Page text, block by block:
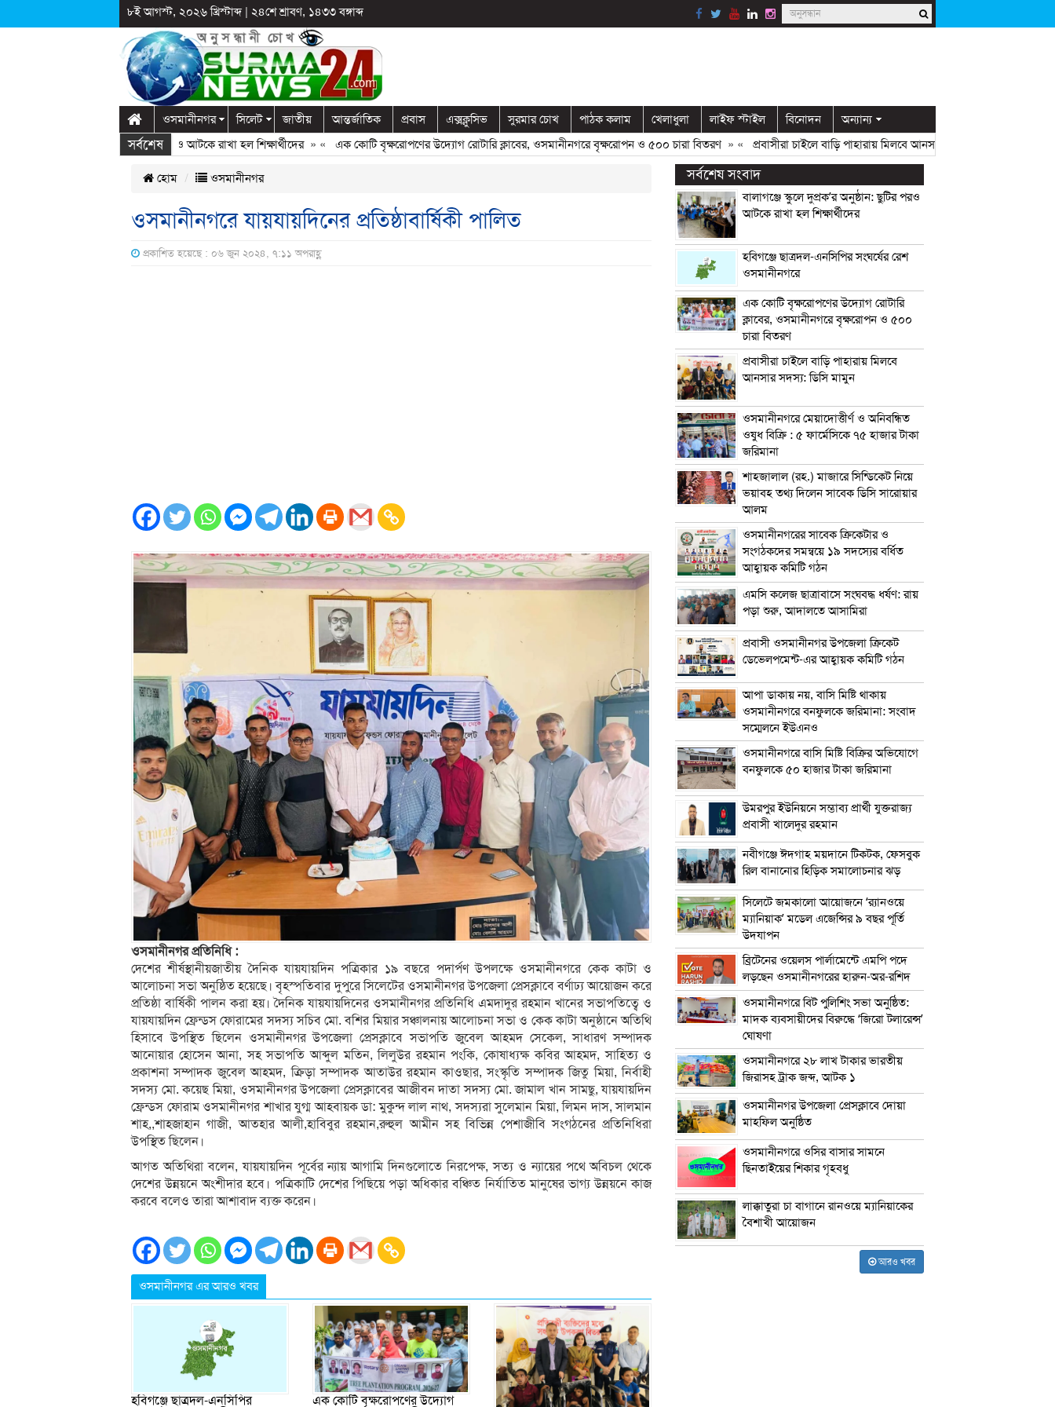
৮ই আগস্ট, ২০২৬ খ্রিস্টাব্দ| ২৪শে শ্রাবণ, ১৪৩৩ বঙ্গাব্দ
ওসমানীনগর সিলেট জাতীয় আন্তর্জাতিক প্রবাস এক্সক্লুসিভ সুরমার চোখ পাঠক কলাম খেলাধুলা লাইফ স্টাইল বিনোদন অন্যান্য
সর্বশেষ
স্কুলে দুপ্রক’র অনুষ্ঠান: ছুটির পরও আটকে রাখা হল শিক্ষার্থীদের» « এক কোটি বৃক্ষরোপণের উদ্যোগ রোটারি ক্লাবের, ওসমানীনগরে বৃক্ষরোপন ও ৫০০ চারা বিতরণ» « প্রবাসীরা চাইলে বাড়ি পাহারায় মিলবে আনসার সদস্য: ডিসি মামুন
হোম ওসমানীনগর
ওসমানীনগরে যায়যায়দিনের প্রতিষ্ঠাবার্ষিকী পালিত
প্রকাশিত হয়েছে : ০৬ জুন ২০২৪, ৭:১১ অপরাহ্ণ
ওসমানীনগর প্রতিনিধি :
দেশের শীর্ষস্থানীয়জাতীয় দৈনিক যায়যায়দিন পত্রিকার ১৯ বছরে পদার্পণ উপলক্ষে ওসমানীনগরে কেক কাটা ও
আলোচনা সভা অনুষ্ঠিত হয়েছে। বৃহস্পতিবার দুপুরে সিলেটের ওসমানীনগর উপজেলা প্রেসক্লাবে বর্ণাঢ্য আয়োজন করে
প্রতিষ্ঠা বার্ষিকী পালন করা হয়। দৈনিক যায়যায়দিনের ওসমানীনগর প্রতিনিধি এমদাদুর রহমান খানের সভাপতিত্বে ও
যায়যায়দিন ফ্রেন্ডস ফোরামের সদস্য সচিব মো. বশির মিয়ার সঞ্চালনায় আলোচনা সভা ও কেক কাটা অনুষ্ঠানে অতিথি
হিসাবে উপস্থিত ছিলেন ওসমানীনগর উপজেলা প্রেসক্লাবে সভাপতি জুবেল আহমদ সেকেল, সাধারণ সম্পাদক
আনোয়ার হোসেন আনা, সহ সভাপতি আব্দুল মতিন, লিলুউর রহমান পংকি, কোষাধ্যক্ষ কবির আহমদ, সাহিত্য ও
প্রকাশনা সম্পাদক জুবেল আহমদ, ক্রিড়া সম্পাদক আতাউর রহমান কাওছার, সংস্কৃতি সম্পাদক জিতু মিয়া, নির্বাহী
সদস্য মো. কয়েছ মিয়া, ওসমানীনগর উপজেলা প্রেসক্লাবের আজীবন দাতা সদস্য মো. জামাল খান সামছু, যায়যায়দিন
ফ্রেন্ডস ফোরাম ওসমানীনগর শাখার যুগ্ম আহবায়ক ডা: মুকুন্দ লাল নাথ, সদস্যরা সুলেমান মিয়া, লিমন দাস, সালমান
শাহ,,শাহজাহান গাজী, আতহার আলী,হাবিবুর রহমান,রুহুল আমীন সহ বিভিন্ন পেশাজীবি সংগঠনের প্রতিনিধিরা
উপস্থিত ছিলেন।
আগত অতিথিরা বলেন, যায়যায়দিন পূর্বের ন্যায় আগামি দিনগুলোতে নিরপেক্ষ, সত্য ও ন্যায়ের পথে অবিচল থেকে
দেশের উন্নয়নে অংশীদার হবে। পত্রিকাটি দেশের পিছিয়ে পড়া অধিকার বঞ্চিত নির্যাতিত মানুষের ভাগ্য উন্নয়নে কাজ
করবে বলেও তারা আশাবাদ ব্যক্ত করেন।
ওসমানীনগর এর আরও খবর
হবিগঞ্জে ছাত্রদল-এনসিপির
এক কোটি বৃক্ষরোপণের উদ্যোগ
সর্বশেষ সংবাদ
বালাগঞ্জে স্কুলে দুপ্রক’র অনুষ্ঠান: ছুটির পরও
আটকে রাখা হল শিক্ষার্থীদের
হবিগঞ্জে ছাত্রদল-এনসিপির সংঘর্ষের রেশ
ওসমানীনগরে
এক কোটি বৃক্ষরোপণের উদ্যোগ রোটারি
ক্লাবের, ওসমানীনগরে বৃক্ষরোপন ও ৫০০
চারা বিতরণ
প্রবাসীরা চাইলে বাড়ি পাহারায় মিলবে
আনসার সদস্য: ডিসি মামুন
ওসমানীনগরে মেয়াদোত্তীর্ণ ও অনিবন্ধিত
ওষুধ বিক্রি : ৫ ফার্মেসিকে ৭৫ হাজার টাকা
জরিমানা
শাহজালাল (রহ.) মাজারে সিন্ডিকেট নিয়ে
ভয়াবহ তথ্য দিলেন সাবেক ডিসি সারোয়ার
আলম
ওসমানীনগরের সাবেক ক্রিকেটার ও
সংগঠকদের সমন্বয়ে ১৯ সদস্যের বর্ধিত
আহ্বায়ক কমিটি গঠন
এম‌সি কলেজ ছাত্রাবাসে সংঘবদ্ধ ধর্ষণ: রায়
পড়া শুরু, আদালতে আসামিরা
প্রবাসী ওসমানীনগর উপজেলা ক্রিকেট
ডেভেলপমেন্ট-এর আহ্বায়ক কমিটি গঠন
আপা ডাকায় নয়, বাসি মিষ্টি থাকায়
ওসমানীনগরে বনফুলকে জরিমানা: সংবাদ
সম্মেলনে ইউএনও
ওসমানীনগরে বাসি মিষ্টি বিক্রির অভিযোগে
বনফুলকে ৫০ হাজার টাকা জরিমানা
উমরপুর ইউনিয়নে সম্ভাব্য প্রার্থী যুক্তরাজ্য
প্রবাসী খালেদুর রহমান
নবীগঞ্জে ঈদগাহ ময়দানে টিকটক, ফেসবুক
রিল বানানোর হিড়িক সমালোচনার ঝড়
সিলেটে জমকালো আয়োজনে ‘র‍্যানওয়ে
ম্যানিয়াক’ মডেল এজেন্সির ৯ বছর পূর্তি
উদযাপন
ব্রিটেনের ওয়েলস পার্লামেন্টে এমপি পদে
লড়ছেন ওসমানীনগরের হারুন-অর-রশিদ
ওসমানীনগরে বিট পুলিশিং সভা অনুষ্ঠিত:
মাদক ব্যবসায়ীদের বিরুদ্ধে ‘জিরো টলারেন্স’
ঘোষণা
ওসমানীনগরে ২৮ লাখ টাকার ভারতীয়
জিরাসহ ট্রাক জব্দ, আটক ১
ওসমানীনগর উপজেলা প্রেসক্লাবে দোয়া
মাহফিল অনুষ্ঠিত
ওসমানীনগরে ওসির বাসার সামনে
ছিনতাইয়ের শিকার গৃহবধু
লাক্কাতুরা চা বাগানে রানওয়ে ম্যানিয়াকের
বৈশাখী আয়োজন
আরও খবর